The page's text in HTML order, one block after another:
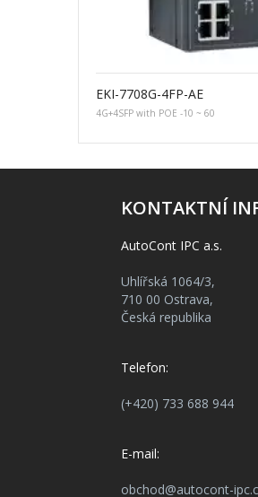
EKI-7708G-4FP-AE
4G+4SFP with POE -10 ~ 60
KONTAKTNÍ
AutoCont IPC a.s.
Uhlířská 1064/3,
710 00 Ostrava,
Česká republika
Telefon:
(+420) 733 688 944
E-mail:
obchod@autocont-